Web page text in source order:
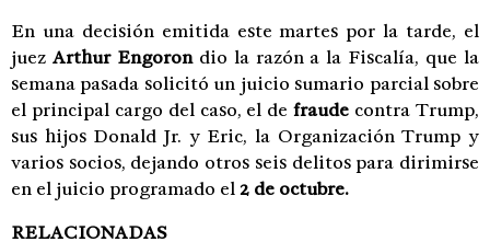
En una decisión emitida este martes por la tarde, el
juez Arthur Engorondio la razón a la Fiscalía, que la
semana pasada solicitó un juicio sumario parcial sobre
el principal cargo del caso, el defraude contra Trump,
sus hijos Donald Jr. y Eric, la Organización Trump y
varios socios, dejando otros seis delitos para dirimirse
en el juicio programado el2 de octubre.
RELACIONADAS